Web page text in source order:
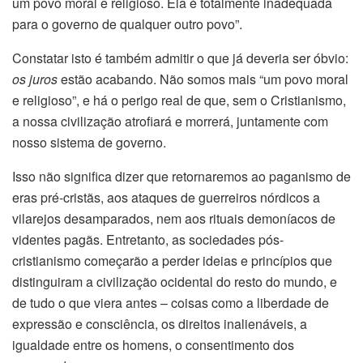
para o governo de qualquer outro povo”.
Constatar isto é também admitir o que já deveria ser óbvio:
os jurosestão acabando. Não somos mais “um povo moral
e religioso”, e há o perigo real de que, sem o Cristianismo,
a nossa civilização atrofiará e morrerá, juntamente com
nosso sistema de governo.
Isso não significa dizer que retornaremos ao paganismo de
eras pré-cristãs, aos ataques de guerreiros nórdicos a
vilarejos desamparados, nem aos rituais demoníacos de
videntes pagãs. Entretanto, as sociedades pós-
cristianismo começarão a perder ideias e princípios que
distinguiram a civilização ocidental do resto do mundo, e
de tudo o que viera antes – coisas como a liberdade de
expressão e consciência, os direitos inalienáveis, a
igualdade entre os homens, o consentimento dos